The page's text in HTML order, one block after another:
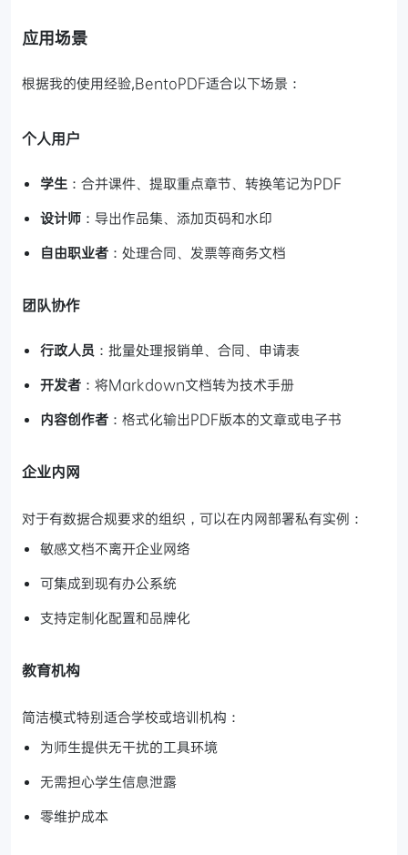
应用场景
根据我的使用经验,BentoPDF适合以下场景：
个人用户
学生 ：合并课件、提取重点章节、转换笔记为PDF
设计师 ：导出作品集、添加页码和水印
自由职业者 ：处理合同、发票等商务文档
团队协作
行政人员 ：批量处理报销单、合同、申请表
开发者 ：将Markdown文档转为技术手册
内容创作者 ：格式化输出PDF版本的文章或电子书
企业内网
对于有数据合规要求的组织，可以在内网部署私有实例：
敏感文档不离开企业网络
可集成到现有办公系统
支持定制化配置和品牌化
教育机构
简洁模式特别适合学校或培训机构：
为师生提供无干扰的工具环境
无需担心学生信息泄露
零维护成本